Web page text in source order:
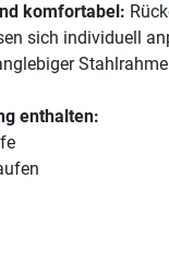
komfortabel:
sich individuell
enthalten: